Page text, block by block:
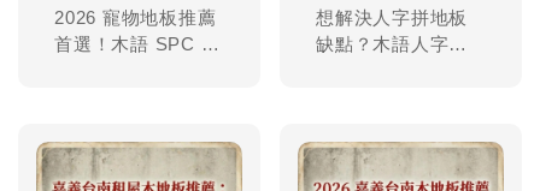
2026 寵物地板推薦
首選！木語 SPC 地
痛點。優異防滑 R
值能有效保護毛孩
想解決人字拼地板
缺點？木語人字貼
深度解析人字拼工
錢成本與施工難